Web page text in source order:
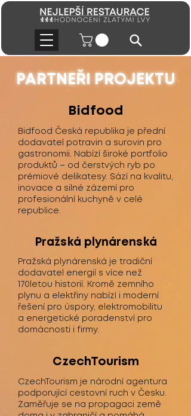
PARTNEŘI PROJEKTU
Bidfood
Bidfood Česká republika je přední
dodavatel potravin a surovin pro
gastronomii. Nabízí široké portfolio
produktů – od čerstvých ryb po
prémiové delikatesy. Sází na kvalitu,
inovace a silné zázemí pro
profesionální kuchyně v celé
republice.
Pražská plynárenská
Pražská plynárenská je tradiční
dodavatel energií s více než
170letou historií. Kromě zemního
plynu a elektřiny nabízí i moderní
řešení pro úspory, elektromobilitu
a energetické poradenství pro
domácnosti i firmy.
CzechTourism
CzechTourism je národní agentura
podporující cestovní ruch v Česku.
Zaměřuje se na propagaci země